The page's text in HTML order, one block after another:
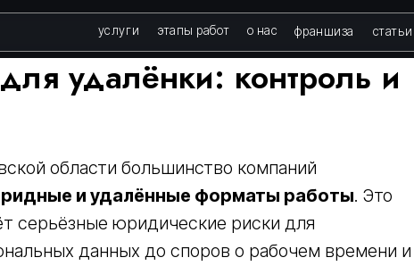
этапы работ о нас статьи
франшиза
удалёнки: контроль и
области большинство компаний
и удалённые форматы работы. Это
серьёзные юридические риски для
данных до споров о рабочем времени и